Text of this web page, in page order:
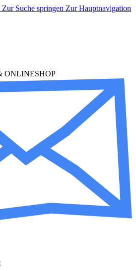
Zur Suche springen Zur Hauptnavigation
ONLINESHOP